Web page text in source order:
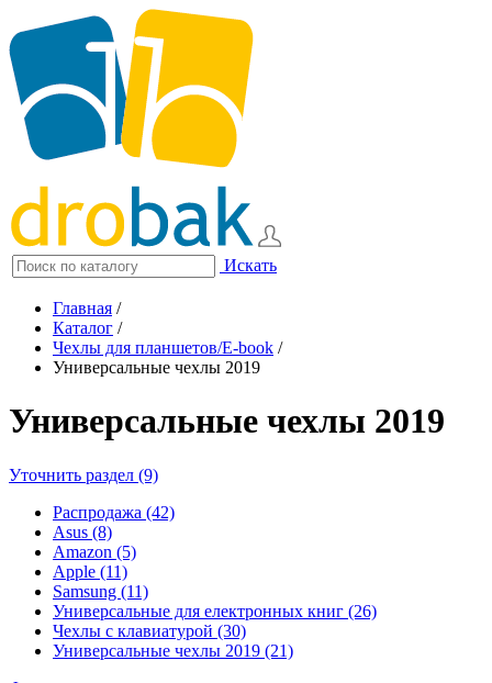
Искать
Главная /
Каталог /
Чехлы для планшетов/E-book /
Универсальные чехлы 2019
Универсальные чехлы 2019
Уточнить раздел (9)
Распродажа (42)
Asus (8)
Amazon (5)
Apple (11)
Samsung (11)
Универсальные для електронных книг (26)
Чехлы с клавиатурой (30)
Универсальные чехлы 2019 (21)